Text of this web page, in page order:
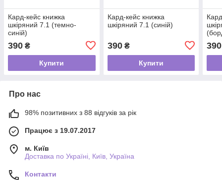
Кард-кейс книжка
шкіряний 7.1 (темно-
синій)
390 ₴
Купити
Кард-кейс книжка
шкіряний 7.1 (синій)
390₴
Купити
390
Про нас
98% позитивних з 88 відгуків за рік
Працює з 19.07.2017
м. Київ
Доставка по Україні, Київ, Україна
Контакти